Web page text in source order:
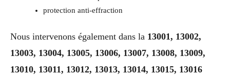
protection anti-effraction
Nous intervenons également dans la 13001, 13002,
13003, 13004, 13005, 13006, 13007, 13008, 13009,
13010, 13011, 13012, 13013, 13014, 13015, 13016